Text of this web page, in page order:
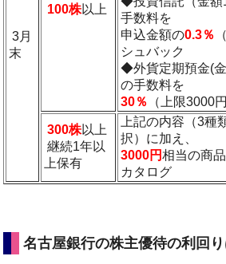
3月
末
100株以上
手数料を
申込金額の0.3％
シュバック
◆外貨定期預金(
の手数料を
30％
（上限3000
300株以上
継続1年以
上保有
上記の内容（3種
択）に加え、
3000円相当の商
カタログ
名古屋銀行の株主優待の利回